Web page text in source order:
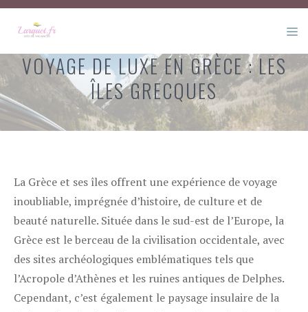
Aller
VOYAGE DE LUXE EN GRÈCE : LES
ÎLES GRECQUES
La Grèce et ses îles offrent une expérience de voyage
inoubliable, imprégnée d’histoire, de culture et de
beauté naturelle. Située dans le sud-est de l’Europe, la
Grèce est le berceau de la civilisation occidentale, avec
des sites archéologiques emblématiques tels que
l’Acropole d’Athènes et les ruines antiques de Delphes.
Cependant, c’est également le paysage insulaire de la